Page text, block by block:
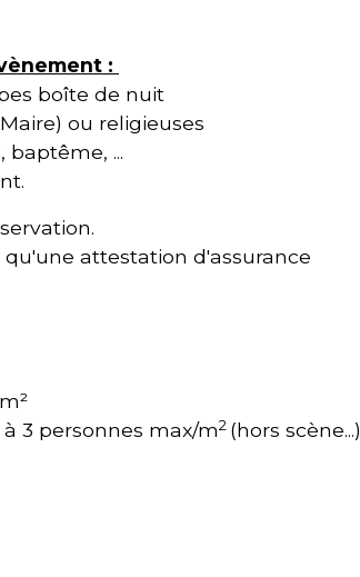
:
boîte de nuit
ou religieuses
...
attestation d'assurance
à 3 personnes max/m2 (hors scène...)